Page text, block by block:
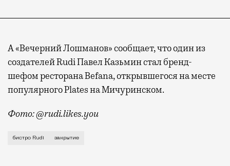
А «Вечерний Лошманов» сообщает, что один из
создателей Rudi Павел Казьмин стал бренд-
шефом ресторана Befana, открывшегося на месте
популярного Plates на Мичуринском.
Фото: @rudi.likes.you
Итальянское бистро Rudi на Новослободской,
бистро Rudi закрытие